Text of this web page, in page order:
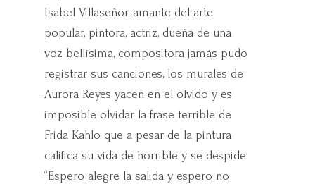
Isabel Villaseñor, amante del arte
popular, pintora, actriz, dueña de una
voz bellísima, compositora jamás pudo
registrar sus canciones, los murales de
Aurora Reyes yacen en el olvido y es
imposible olvidar la frase terrible de
Frida Kahlo que a pesar de la pintura
califica su vida de horrible y se despide:
“Espero alegre la salida y espero no